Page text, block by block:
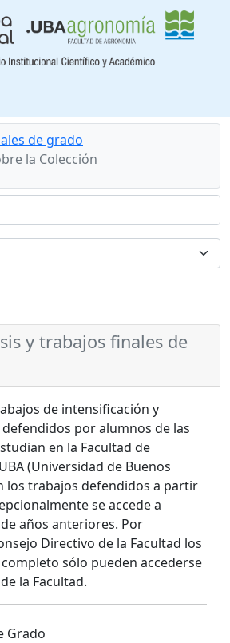
de grado
la Colección
desplegable
y trabajos finales de
de intensificación y
por alumnos de las
en la Facultad de
(Universidad de Buenos
los trabajos defendidos a partir
se accede a
años anteriores. Por
Directivo de la Facultad los
sólo pueden accederse
la Facultad.
Grado